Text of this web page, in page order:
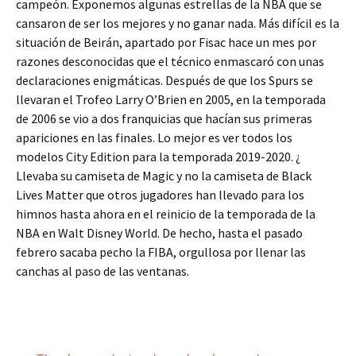
campeón. Exponemos algunas estrellas de la NBA que se
cansaron de ser los mejores y no ganar nada. Más difícil es la
situación de Beirán, apartado por Fisac hace un mes por
razones desconocidas que el técnico enmascaró con unas
declaraciones enigmáticas. Después de que los Spurs se
llevaran el Trofeo Larry O’Brien en 2005, en la temporada
de 2006 se vio a dos franquicias que hacían sus primeras
apariciones en las finales. Lo mejor es ver todos los
modelos City Edition para la temporada 2019-2020. ¿
Llevaba su camiseta de Magic y no la camiseta de Black
Lives Matter que otros jugadores han llevado para los
himnos hasta ahora en el reinicio de la temporada de la
NBA en Walt Disney World. De hecho, hasta el pasado
febrero sacaba pecho la FIBA, orgullosa por llenar las
canchas al paso de las ventanas.